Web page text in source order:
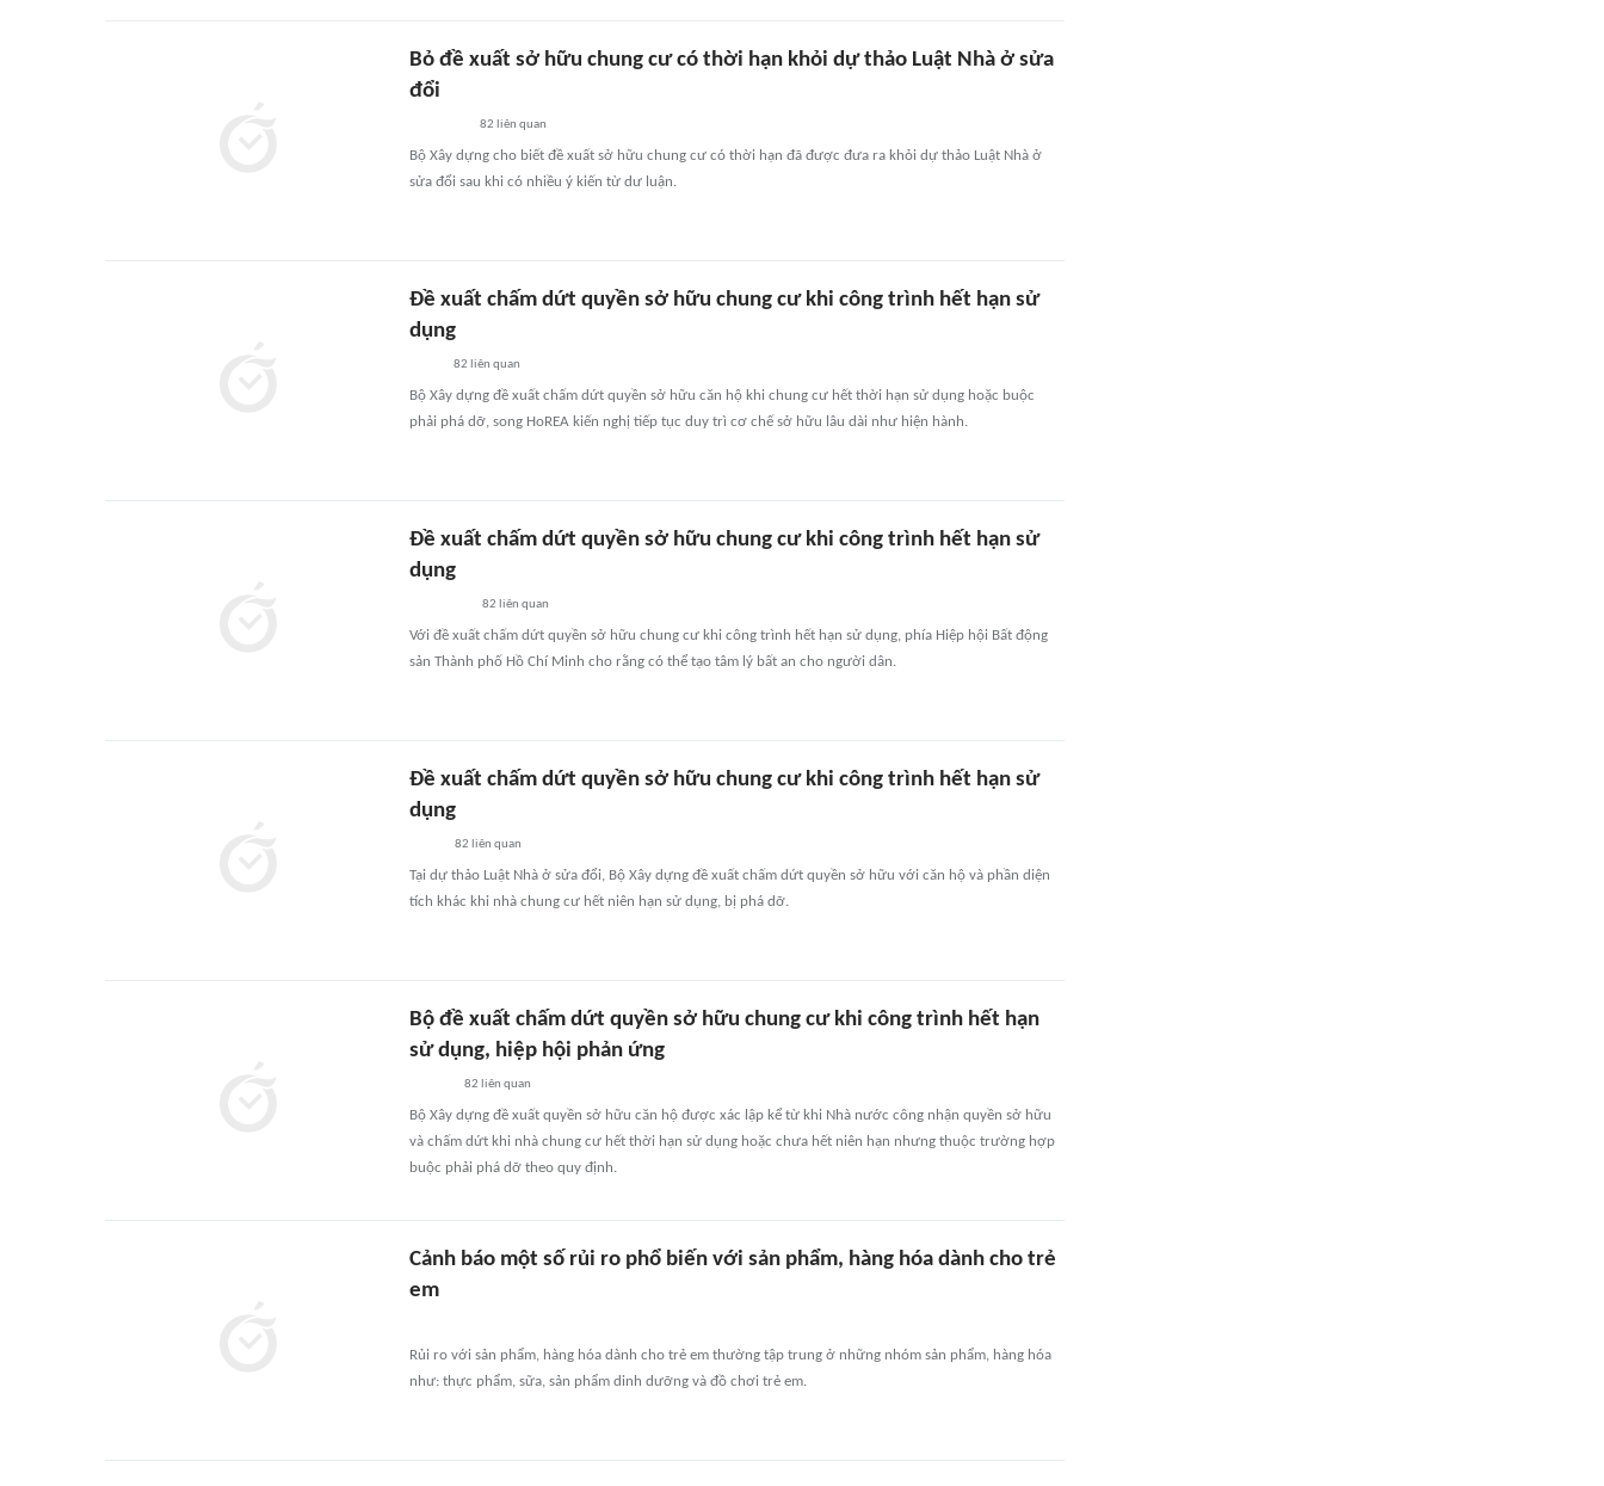
Bỏ đề xuất sở hữu chung cư có thời hạn khỏi dự thảo Luật Nhà ở sửa
đổi
82 liên quan
Bộ Xây dựng cho biết đề xuất sở hữu chung cư có thời hạn đã được đưa ra khỏi dự thảo Luật Nhà ở
sửa đổi sau khi có nhiều ý kiến từ dư luận.
Đề xuất chấm dứt quyền sở hữu chung cư khi công trình hết hạn sử
dụng
82 liên quan
Bộ Xây dựng đề xuất chấm dứt quyền sở hữu căn hộ khi chung cư hết thời hạn sử dụng hoặc buộc
phải phá dỡ, song HoREA kiến nghị tiếp tục duy trì cơ chế sở hữu lâu dài như hiện hành.
Đề xuất chấm dứt quyền sở hữu chung cư khi công trình hết hạn sử
dụng
82 liên quan
Với đề xuất chấm dứt quyền sở hữu chung cư khi công trình hết hạn sử dụng, phía Hiệp hội Bất động
sản Thành phố Hồ Chí Minh cho rằng có thể tạo tâm lý bất an cho người dân.
Đề xuất chấm dứt quyền sở hữu chung cư khi công trình hết hạn sử
dụng
82 liên quan
Tại dự thảo Luật Nhà ở sửa đổi, Bộ Xây dựng đề xuất chấm dứt quyền sở hữu với căn hộ và phần diện
tích khác khi nhà chung cư hết niên hạn sử dụng, bị phá dỡ.
Bộ đề xuất chấm dứt quyền sở hữu chung cư khi công trình hết hạn
sử dụng, hiệp hội phản ứng
82 liên quan
Bộ Xây dựng đề xuất quyền sở hữu căn hộ được xác lập kể từ khi Nhà nước công nhận quyền sở hữu
và chấm dứt khi nhà chung cư hết thời hạn sử dụng hoặc chưa hết niên hạn nhưng thuộc trường hợp
buộc phải phá dỡ theo quy định.
Cảnh báo một số rủi ro phổ biến với sản phẩm, hàng hóa dành cho trẻ
em
Rủi ro với sản phẩm, hàng hóa dành cho trẻ em thường tập trung ở những nhóm sản phẩm, hàng hóa
như: thực phẩm, sữa, sản phẩm dinh dưỡng và đồ chơi trẻ em.